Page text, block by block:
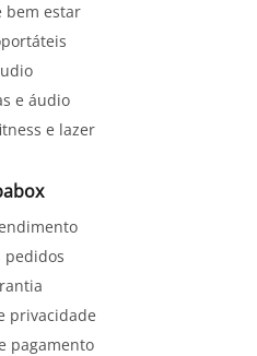
bem estar
e áudio
e lazer
pedidos
privacidade
pagamento